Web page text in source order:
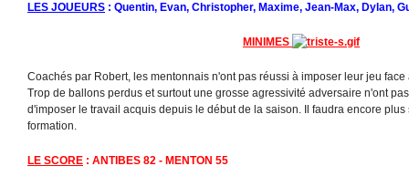
LES JOUEURS : Quentin, Evan, Christopher, Maxime, Jean-Max, Dylan,
MINIMES
Coachés par Robert, les mentonnais n'ont pas réussi à imposer leur jeu
Trop de ballons perdus et surtout une grosse agressivité adversaire n'ont
d'imposer le travail acquis depuis le début de la saison. Il faudra encore
formation.
LE SCORE : ANTIBES 82 - MENTON 55